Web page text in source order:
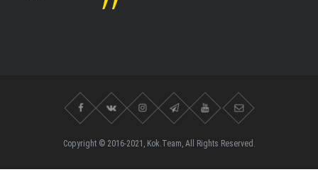
Copyright © 2016-2021, Kok.Team, All Rights Reserved.